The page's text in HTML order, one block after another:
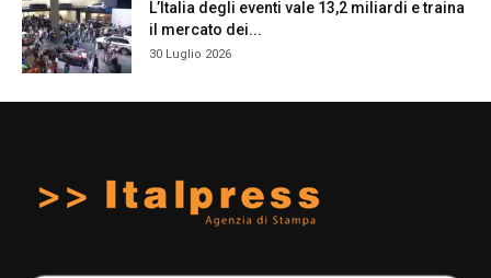
L’Italia degli eventi vale 13,2 miliardi e traina
il mercato dei...
30 Luglio 2026